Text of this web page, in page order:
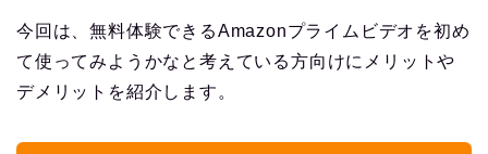
今回は、無料体験できるAmazonプライムビデオを初め
て使ってみようかなと考えている方向けにメリットや
デメリットを紹介します。